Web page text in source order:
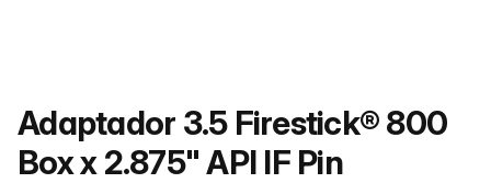
Nome do produto
Adaptador 3.5 Firestick® 800
Box x 2.875" API IF Pin